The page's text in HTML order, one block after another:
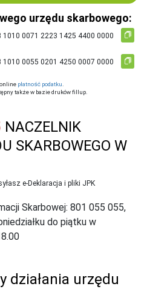
urzędu skarbowego:
płatność podatku
także w bazie druków fillup.
NACZELNIK
SKARBOWEGO W
e-Deklaracja i pliki JPK
Skarbowej: 801 055 055,
do piątku w
działania urzędu